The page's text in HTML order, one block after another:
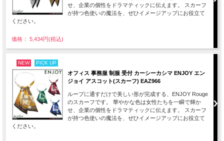
せ、企業の個性をドラマティックに伝えます。 スカーフ
が持つ色使いの魔法を、ぜひイメージアップにお役立て
ください。
価格： 5,434円(税込)
NEW PICK UP
オフィス 事務服 制服 受付 カーシーカシマ ENJOY エン
ジョイ アスコット(スカーフ) EAZ966
ループに通すだけで美しい形が完成する、ENJOY Rouge
のスカーフです。 華やかな色は女性たちを一瞬で輝か
せ、企業の個性をドラマティックに伝えます。 スカーフ
が持つ色使いの魔法を、ぜひイメージアップにお役立て
ください。